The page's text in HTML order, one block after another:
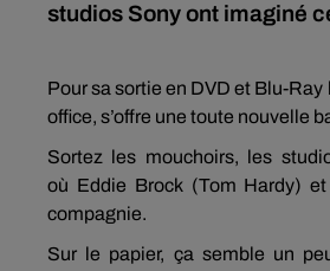
studios Sony ont imaginé
Pour sa sortie en DVD et Blu-Ray
office, s’offre une toute nouvelle
Sortez les mouchoirs, les
où Eddie Brock (Tom Hardy) et
compagnie.
Sur le papier, ça semble un